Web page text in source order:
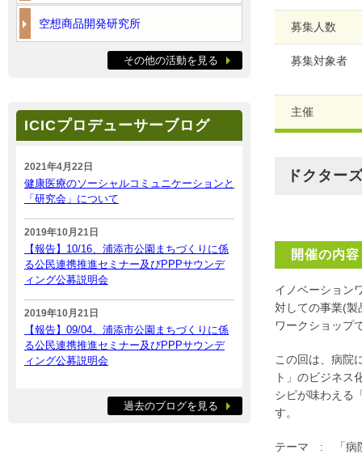
募集人数
募集対象者
主催
ドクター
開催の内容
イノベーション
対しての事業(製
ワークショップ
この回は、病院
ト」のビジネス
シピが味わえる
す。
テーマ : 「病院
空想商品開発研究所
その他の活動を見る
ICICプロデューサーブログ
2021年4月22日
健康医療のソーシャルコミュニケーションと
「研究会」について
2019年10月21日
【報告】10/16、浦添市公園まちづくりに係
る公民連携推進セミナー及びPPPサウンデ
ィング公募説明会
2019年10月21日
【報告】09/04、浦添市公園まちづくりに係
る公民連携推進セミナー及びPPPサウンデ
ィング公募説明会
過去のブログを見る